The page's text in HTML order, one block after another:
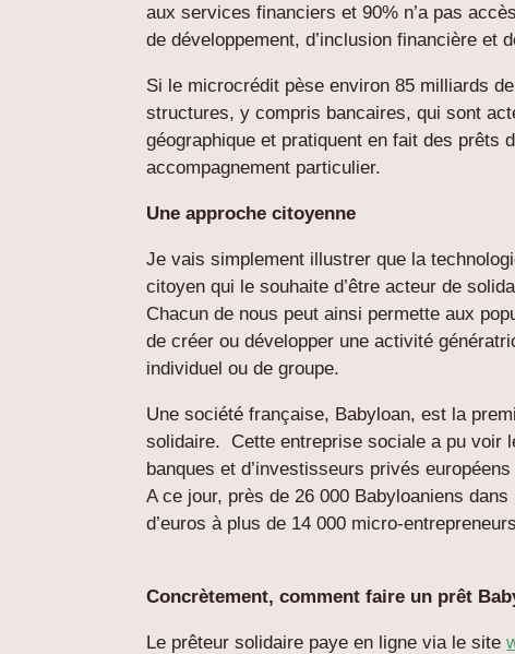
aux services financiers et 90% n’a pas
de développement, d’inclusion financière et
Si le microcrédit pèse environ 85 milliards
structures, y compris bancaires, qui sont
géographique et pratiquent en fait des prêts
accompagnement particulier.
Une approche citoyenne
Je vais simplement illustrer que la
citoyen qui le souhaite d’être acteur de
Chacun de nous peut ainsi permette aux
de créer ou développer une activité
individuel ou de groupe.
Une société française, Babyloan, est la
solidaire. Cette entreprise sociale a pu voir
banques et d’investisseurs privés
A ce jour, près de 26 000 Babyloaniens
d’euros à plus de 14 000 micro-
Concrètement, comment faire un prêt
Le prêteur solidaire paye en ligne via le site